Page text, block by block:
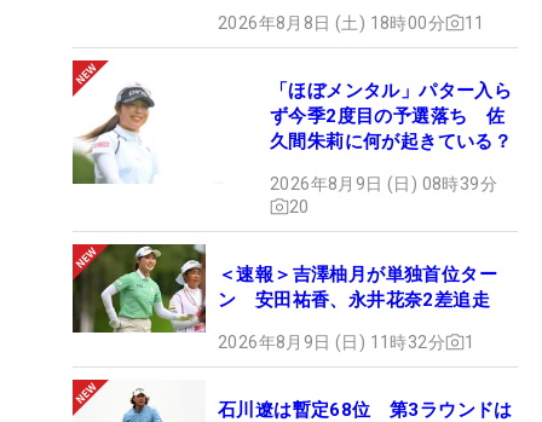
2026年8月8日 (土) 18時00分 11
「ほぼメンタル」パター入ら
ず今季2度目の予選落ち 佐
久間朱莉に何が起きている？
2026年8月9日 (日) 08時39分
20
＜速報＞吉澤柚月が単独首位ター
ン 安田祐香、永井花奈2差追走
2026年8月9日 (日) 11時32分 1
石川遼は暫定68位 第3ラウンドは